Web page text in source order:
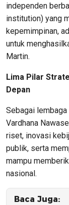
independen
institution) yang
kepemimpinan,
untuk
Martin.
Lima Pilar
Depan
Sebagai
Vardhana
riset, inovasi
publik, serta
mampu
nasional.
Baca Juga: